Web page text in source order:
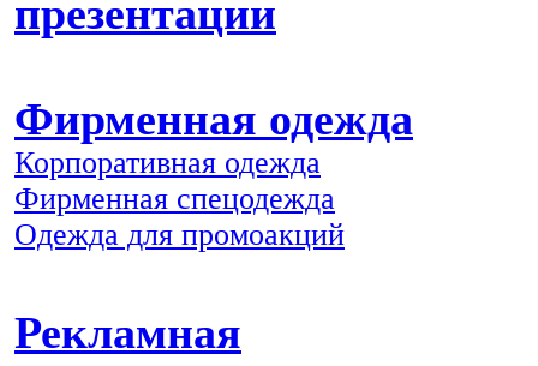
презентации
Фирменная одежда
Корпоративная одежда
Фирменная спецодежда
Одежда для промоакций
Рекламная